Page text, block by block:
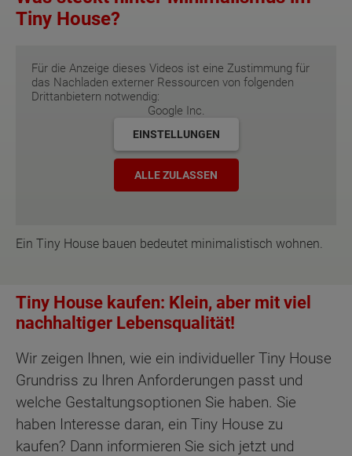
Tiny House?
Für die Anzeige dieses Videos ist eine Zustimmung für
das Nachladen externer Ressourcen von folgenden
Drittanbietern notwendig:
Google Inc.
EINSTELLUNGEN
ALLE ZULASSEN
Ein Tiny House bauen bedeutet minimalistisch wohnen.
Tiny House kaufen: Klein, aber mit viel
nachhaltiger Lebensqualität!
Wir zeigen Ihnen, wie ein individueller Tiny House
Grundriss zu Ihren Anforderungen passt und
welche Gestaltungsoptionen Sie haben. Sie
haben Interesse daran, ein Tiny House zu
kaufen? Dann informieren Sie sich jetzt und